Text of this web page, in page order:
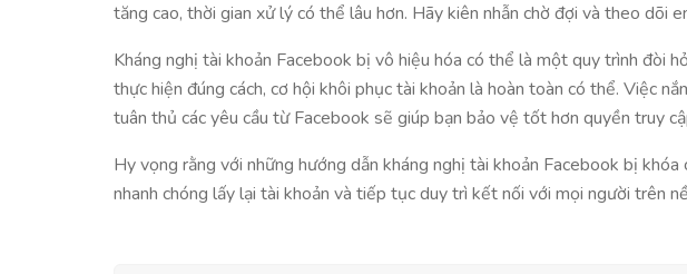
tăng cao, thời gian xử lý có thể lâu hơn. Hãy kiên nhẫn chờ đợi và theo dõi
Kháng nghị tài khoản Facebook bị vô hiệu hóa có thể là một quy trình đòi
thực hiện đúng cách, cơ hội khôi phục tài khoản là hoàn toàn có thể. Việc
tuân thủ các yêu cầu từ Facebook sẽ giúp bạn bảo vệ tốt hơn quyền truy
Hy vọng rằng với những hướng dẫn kháng nghị tài khoản Facebook bị
nhanh chóng lấy lại tài khoản và tiếp tục duy trì kết nối với mọi người trên